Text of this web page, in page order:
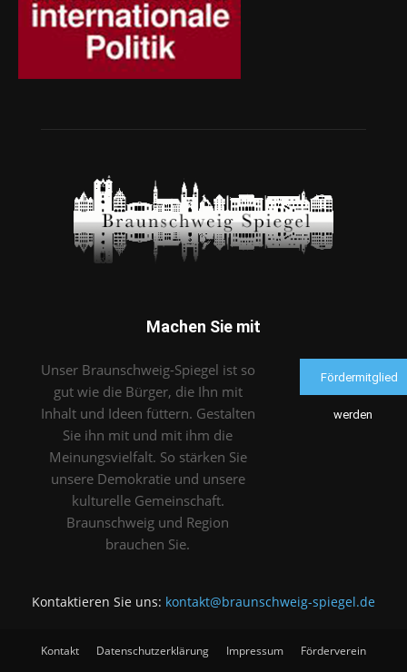
Machen Sie mit
Unser Braunschweig-Spiegel ist so
gut wie die Bürger, die Ihn mit
Inhalt und Ideen füttern. Gestalten
Sie ihn mit und mit ihm die
Meinungsvielfalt. So stärken Sie
unsere Demokratie und unsere
kulturelle Gemeinschaft.
Braunschweig und Region
brauchen Sie.
Fördermitglied
werden
Kontaktieren Sie uns: kontakt@braunschweig-spiegel.de
Kontakt Datenschutzerklärung Impressum Förderverein